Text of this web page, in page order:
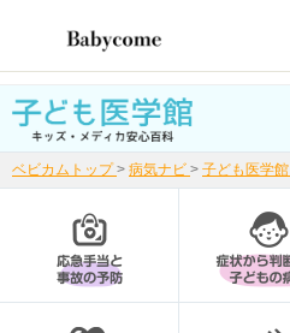
ベビカムトップ > 病気ナビ > 子ども医学館